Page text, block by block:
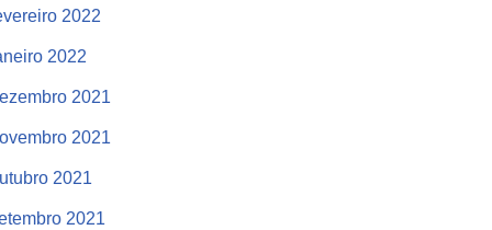
2022
2022
2021
2021
2021
2021